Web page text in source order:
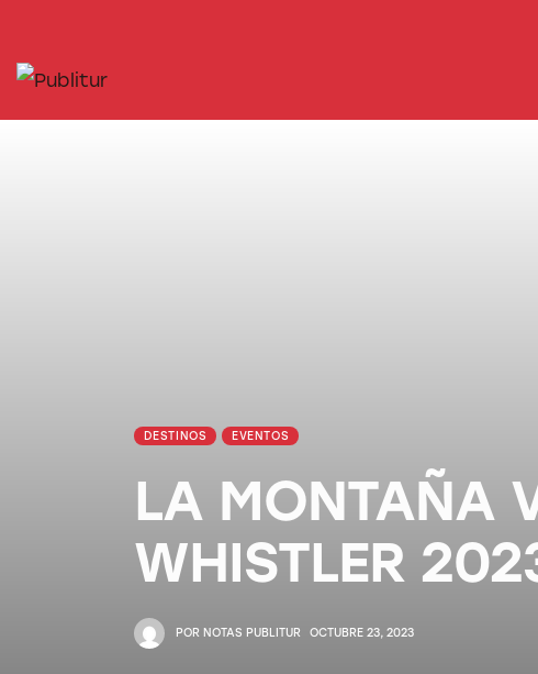
INDUSTRIA TURÍSTICA
DESTINOS EVENTOS
LA MONTAÑA
WHISTLER
POR NOTAS PUBLITUR OCTUBRE 23, 2023